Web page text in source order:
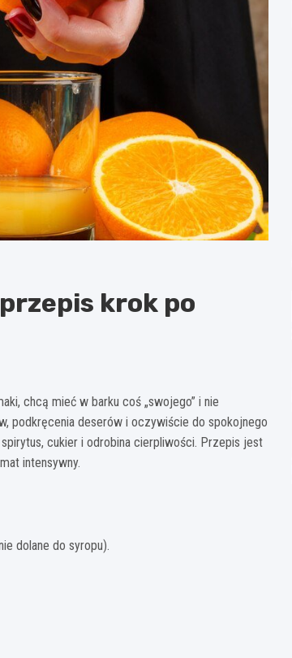
krok po
chcą mieć w barku coś „swojego” i nie
podkręcenia deserów i oczywiście do spokojnego
cukier i odrobina cierpliwości. Przepis jest
intensywny.
dolane do syropu).